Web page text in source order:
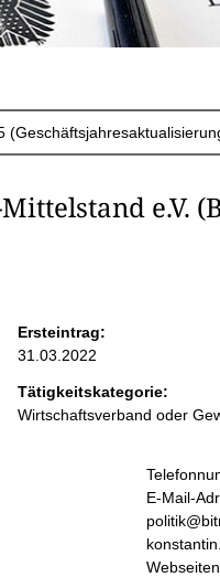
e.V.
Ersteintrag:
31.03.2022
Tätigkeitskategorie:
Wirtschaftsverband oder
K
o
n
t
a
E-Mail-